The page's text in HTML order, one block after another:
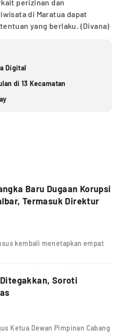
perizinan dan
di Maratua dapat
yang berlaku. (Divana)
Digital
di 13 Kecamatan
Baru Dugaan Korupsi
Termasuk Direktur
kembali menetapkan empat
Soroti
Ketua Dewan Pimpinan Cabang